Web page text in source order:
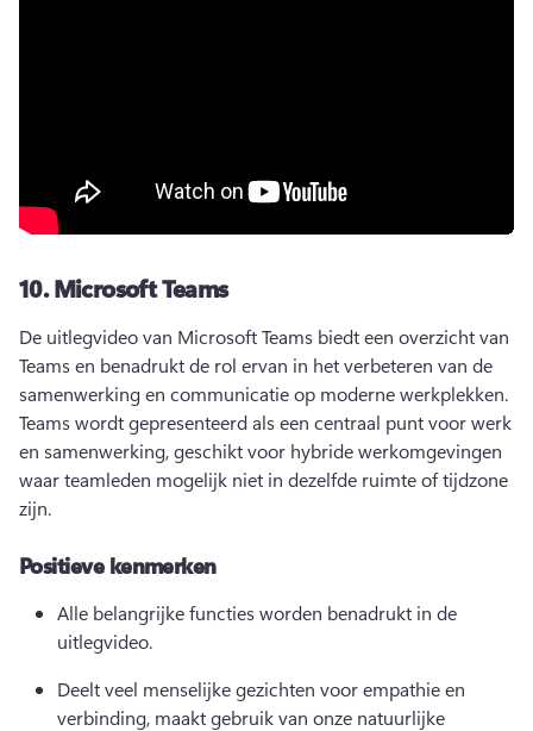
10.Microsoft Teams
De uitlegvideo van Microsoft Teams biedt een overzicht van
Teams en benadrukt de rol ervan in het verbeteren van de
Teams wordt gepresenteerd als een centraal punt voor werk
en samenwerking, geschikt voor hybride werkomgevingen
waar teamleden mogelijk niet in dezelfde ruimte of tijdzone
zijn.
Positieve kenmerken
Alle belangrijke functies worden benadrukt in de
uitlegvideo.
Deelt veel menselijke gezichten voor empathie en
verbinding, maakt gebruik van onze natuurlijke